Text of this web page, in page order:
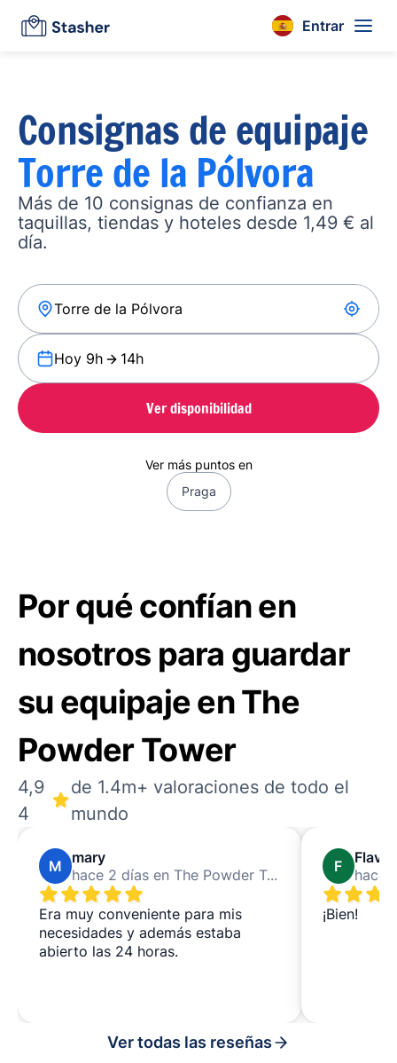
Entrar
Consignas de equipaje
Torre de la Pólvora
Más de 10 consignas de confianza en
taquillas, tiendas y hoteles desde 1,49 € al
día.
Hoy 9h 14h
Ver disponibilidad
Ver más puntos en
Praga
Por qué confían en
nosotros para guardar
su equipaje en The
Powder Tower
4,9
4
de 1.4m+ valoraciones de todo el
mundo
M mary
hace 2 días en The Powder Tower
Era muy conveniente para mis
necesidades y además estaba
abierto las 24 horas.
F Flavia
¡Bien!
Ver todas las reseñas